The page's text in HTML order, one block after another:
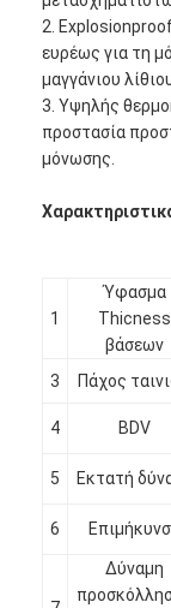
Σπίτι
Προϊόντα
Περίπου εμείς
2.
ευρέως για τη
μαγγάνιου
3. Υψηλής
προστασία
μόνωσης.
1
Ύφασμα
Thicness
βάσεων
3 Πάχος
4 BDV
5 Εκτατή
6
Δύναμη